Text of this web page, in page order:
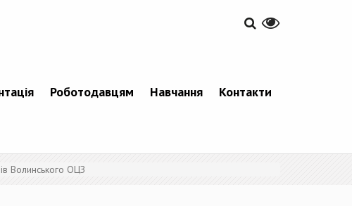
Роботодавцям Навчання Контакти
Волинського ОЦЗ